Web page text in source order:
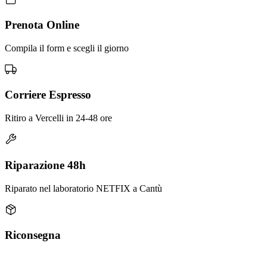
Prenota Online
Compila il form e scegli il giorno
Corriere Espresso
Ritiro a Vercelli in 24-48 ore
Riparazione 48h
Riparato nel laboratorio NETFIX a Cantù
Riconsegna